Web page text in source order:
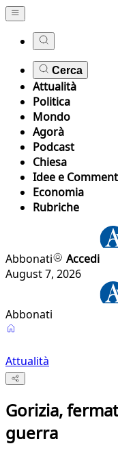
Cerca
Attualità
Politica
Mondo
Agorà
Podcast
Chiesa
Idee e
Economia
Rubriche
Abbonati
Accedi
August 7, 2026
Abbonati
Attualità
Gorizia,
guerra